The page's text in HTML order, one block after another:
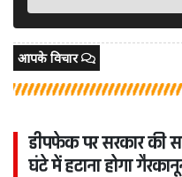
आपके विचार
डीपफेक पर सरकार की
घंटे में हटाना होगा